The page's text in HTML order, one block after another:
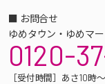
■ お問合せ
ゆめタウン・ゆめマ
0120-
［受付時間］あさ10時